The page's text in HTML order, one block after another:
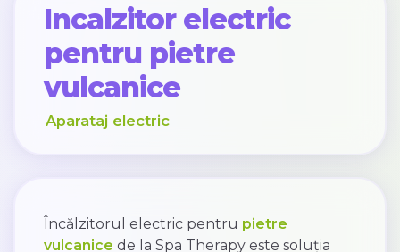
Incalzitor electric
pentru pietre
vulcanice
Aparataj electric
Încălzitorul electric pentru pietre
vulcanice de la Spa Therapy este soluția